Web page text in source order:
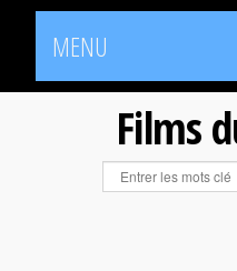
MENU
Films